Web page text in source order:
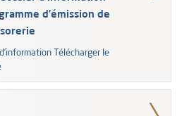
d’émission de
Télécharger le